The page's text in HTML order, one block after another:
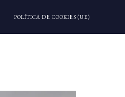
POLÍTICA DE COOKIES (UE)